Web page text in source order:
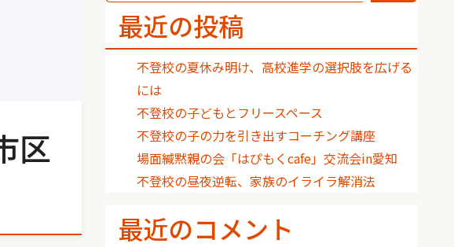
区
最近の投稿
不登校の夏休み明け、高校進学の選択肢を広げる
には
不登校の子どもとフリースペース
不登校の子の力を引き出すコーチング講座
場面緘黙親の会「はぴもくcafe」交流会in愛知
不登校の昼夜逆転、家族のイライラ解消法
最近のコメント